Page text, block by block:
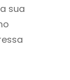
sua